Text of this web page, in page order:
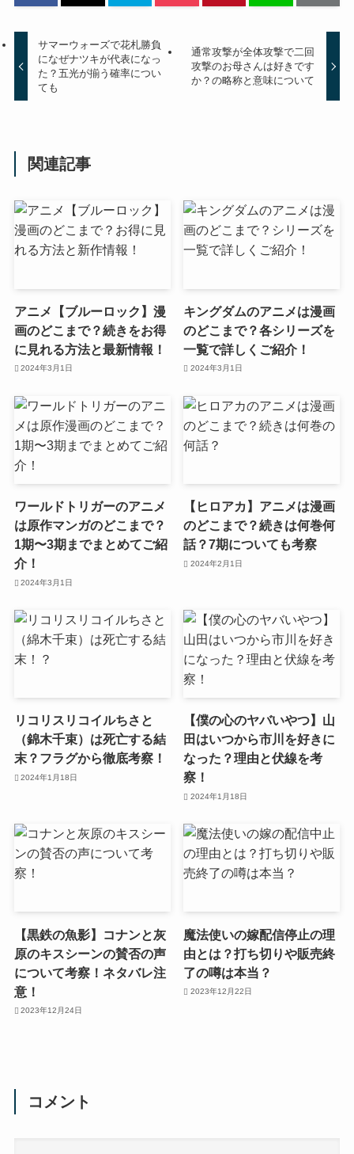
サマーウォーズで花札勝負
になぜナツキが代表になっ
た？五光が揃う確率につい
ても
通常攻撃が全体攻撃で二回
攻撃のお母さんは好きです
か？の略称と意味について
関連記事
アニメ【ブルーロック】漫
画のどこまで？続きをお得
に見れる方法と最新情報！
2024年3月1日
キングダムのアニメは漫画
のどこまで？各シリーズを
一覧で詳しくご紹介！
2024年3月1日
ワールドトリガーのアニメ
は原作マンガのどこまで？
1期〜3期までまとめてご紹
介！
2024年3月1日
【ヒロアカ】アニメは漫画
のどこまで？続きは何巻何
話？7期についても考察
2024年2月1日
リコリスリコイルちさと
（錦木千束）は死亡する結
末？フラグから徹底考察！
2024年1月18日
【僕の心のヤバいやつ】山
田はいつから市川を好きに
なった？理由と伏線を考
察！
2024年1月18日
【黒鉄の魚影】コナンと灰
原のキスシーンの賛否の声
について考察！ネタバレ注
意！
2023年12月24日
魔法使いの嫁配信停止の理
由とは？打ち切りや販売終
了の噂は本当？
2023年12月22日
コメント